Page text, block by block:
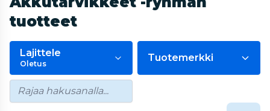
tuotteet
Lajittele
Oletus
Tuotemerkki